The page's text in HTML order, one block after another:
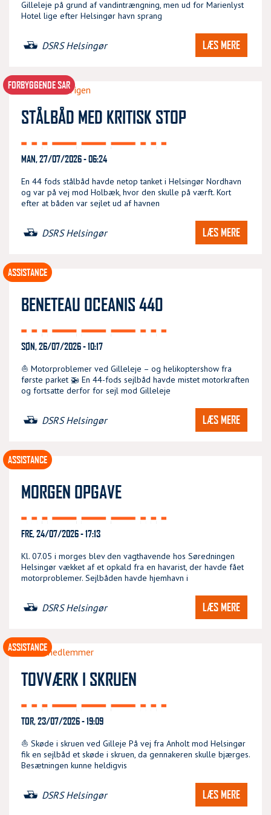
Gilleleje på grund af vandintrængning, men ud for Marienlyst
Hotel lige efter Helsingør havn sprang
DSRS Helsingør LÆS MERE
STÅLBÅD MED KRITISK STOP
MAN, 27/07/2026 - 06:24
En 44 fods stålbåd havde netop tanket i Helsingør Nordhavn
og var på vej mod Holbæk, hvor den skulle på værft. Kort
efter at båden var sejlet ud af havnen
DSRS Helsingør LÆS MERE
FORBYGGENDE SAR
BENETEAU OCEANIS 440
SØN, 26/07/2026 - 10:17
⛵ Motorproblemer ved Gilleleje – og helikoptershow fra
første parket 🚁 En 44-fods sejlbåd havde mistet motorkraften
og fortsatte derfor for sejl mod Gilleleje
DSRS Helsingør LÆS MERE
ASSISTANCE
MORGEN OPGAVE
FRE, 24/07/2026 - 17:13
Kl. 07.05 i morges blev den vagthavende hos Søredningen
Helsingør vækket af et opkald fra en havarist, der havde fået
motorproblemer. Sejlbåden havde hjemhavn i
DSRS Helsingør LÆS MERE
ASSISTANCE
TOVVÆRK I SKRUEN
TOR, 23/07/2026 - 19:09
⛵ Skøde i skruen ved Gilleje På vej fra Anholt mod Helsingør
fik en sejlbåd et skøde i skruen, da gennakeren skulle bjærges.
Besætningen kunne heldigvis
DSRS Helsingør LÆS MERE
ASSISTANCE